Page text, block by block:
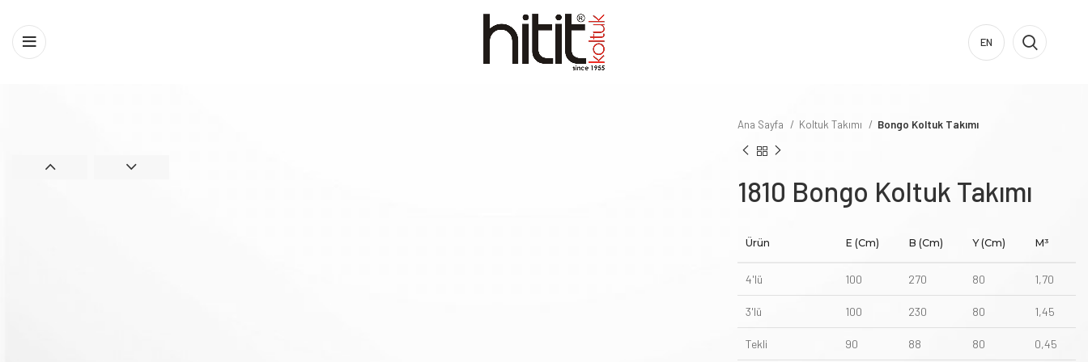
EN
Ana Sayfa Koltuk Takımı Bongo Koltuk Takımı
Bongo Koltuk Takımı
Ürün E (cm) B (cm) Y (cm) M³
4'lü 100 270 80 1,70
3'lü 100 230 80 1,45
Tekli 90 88 80 0,45